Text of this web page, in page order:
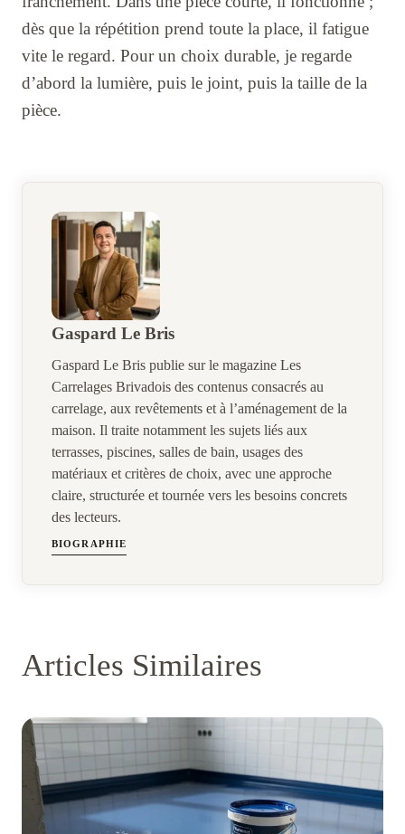
dès que la répétition prend toute la place, il fatigue
vite le regard. Pour un choix durable, je regarde
d’abord la lumière, puis le joint, puis la taille de la
pièce.
Gaspard Le Bris
Gaspard Le Bris publie sur le magazine Les
Carrelages Brivadois des contenus consacrés au
carrelage, aux revêtements et à l’aménagement de la
maison. Il traite notamment les sujets liés aux
terrasses, piscines, salles de bain, usages des
matériaux et critères de choix, avec une approche
claire, structurée et tournée vers les besoins concrets
des lecteurs.
BIOGRAPHIE
Articles Similaires